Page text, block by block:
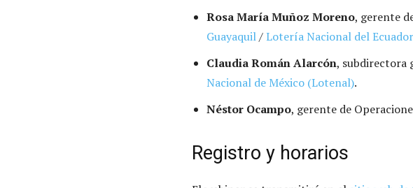
Rosa María Muñoz Moreno, gerente
Guayaquil/Lotería Nacional del Ecuador
Claudia Román Alarcón, subdirectora
Nacional de México (Lotenal).
Néstor Ocampo, gerente de
Registro y horarios